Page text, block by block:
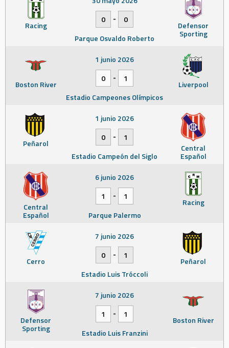
Racing Defensor
Sporting
0
-
0
Parque Osvaldo Roberto
Boston River Liverpool
1 junio 2026
0
-
1
Estadio Campeones Olímpicos
Peñarol Central
Español
1 junio 2026
0
-
1
Estadio Campeón del Siglo
Central
Español
Racing
6 junio 2026
1
-
1
Parque Palermo
Cerro Peñarol
7 junio 2026
0
-
1
Estadio Luis Tróccoli
Defensor
Sporting
Boston River
7 junio 2026
1
-
1
Estadio Luis Franzini